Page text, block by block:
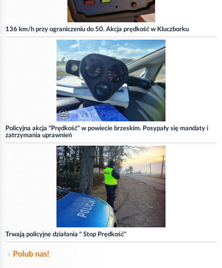
136 km/h przy ograniczeniu do 50. Akcja prędkość w Kluczborku
Policyjna akcja "Prędkość" w powiecie brzeskim. Posypały się mandaty i
zatrzymania uprawnień
Trwają policyjne działania " Stop Prędkość"
Polub nas!